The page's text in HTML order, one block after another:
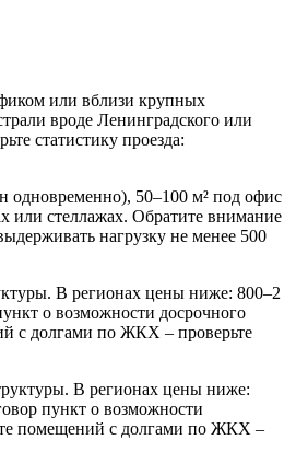
или вблизи крупных
вроде Ленинградского или
статистику проезда:
одновременно), 50–100 м² под офис
или стеллажах. Обратите внимание
нагрузку не менее 500
В регионах цены ниже: 800–2
о возможности досрочного
с долгами по ЖКХ – проверьте